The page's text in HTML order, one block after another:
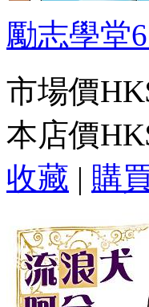
勵志學堂
市場價
本店價
收藏 | 購